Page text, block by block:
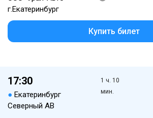
г.Екатеринбург
Купить билет
17:30
● Екатеринбург
Северный АВ
1 ч. 10
мин.